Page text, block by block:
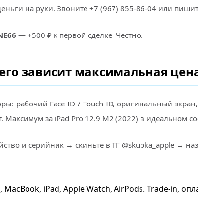
на руки. Звоните +7 (967) 855-86-04 или
— +500 ₽ к первой сделке. Честно.
зависит максимальная
рабочий Face ID / Touch ID, оригинальный экран,
Максимум за iPad Pro 12.9 M2 (2022) в идеальном
и серийник → скиньте в ТГ @skupka_apple →
iPad, Apple Watch, AirPods. Trade-in,